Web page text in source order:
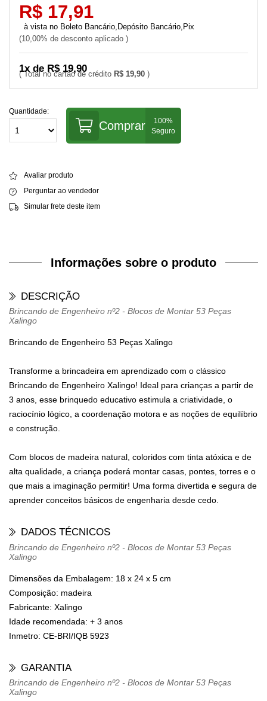
R$ 19,90
1x de R$ 19,90
R$ 17,91
10,00% de desconto aplicado
Boleto Bancário,Depósito Bancário,Pix
Quantidade:
Comprar
Avaliar produto
Perguntar ao vendedor
Simular frete deste item
Informações sobre o produto
DESCRIÇÃO
Brincando de Engenheiro nº2 - Blocos de Montar 53 Peças
Xalingo
Brincando de Engenheiro 53 Peças Xalingo
Transforme a brincadeira em aprendizado com o clássico
Brincando de Engenheiro Xalingo! Ideal para crianças a partir de
3 anos, esse brinquedo educativo estimula a criatividade, o
raciocínio lógico, a coordenação motora e as noções de equilíbrio
e construção.
Com blocos de madeira natural, coloridos com tinta atóxica e de
alta qualidade, a criança poderá montar casas, pontes, torres e o
que mais a imaginação permitir! Uma forma divertida e segura de
aprender conceitos básicos de engenharia desde cedo.
DADOS TÉCNICOS
Brincando de Engenheiro nº2 - Blocos de Montar 53 Peças
Xalingo
Dimensões da Embalagem: 18 x 24 x 5 cm
Composição: madeira
Fabricante: Xalingo
Idade recomendada: + 3 anos
Inmetro: CE-BRI/IQB 5923
GARANTIA
Brincando de Engenheiro nº2 - Blocos de Montar 53 Peças
Xalingo